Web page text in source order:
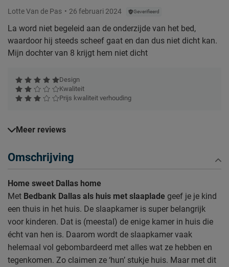
Lotte Van de Pas 26 februari 2024 Geverifieerd
La word niet begeleid aan de onderzijde van het bed,
waardoor hij steeds scheef gaat en dan dus niet dicht kan.
Mijn dochter van 8 krijgt hem niet dicht
Design
Kwaliteit
Prijs kwaliteit verhouding
Meer reviews
Omschrijving
Home sweet Dallas home
Met Bedbank Dallas als huis met slaaplade geef je je kind
een thuis in het huis. De slaapkamer is super belangrijk
voor kinderen. Dat is (meestal) de enige kamer in huis die
écht van hen is. Daarom wordt de slaapkamer vaak
helemaal vol gebombardeerd met alles wat ze hebben en
tegenkomen. Zo claimen ze ‘hun’ stukje huis. Maar met dit